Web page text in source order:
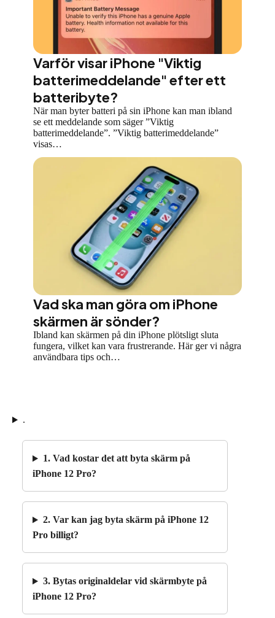
Varför visar iPhone "Viktig
batterimeddelande" efter ett
batteribyte?
När man byter batteri på sin iPhone kan man ibland
se ett meddelande som säger ”Viktig
batterimeddelande”. ”Viktig batterimeddelande”
visas…
Vad ska man göra om iPhone
skärmen är sönder?
Ibland kan skärmen på din iPhone plötsligt sluta
fungera, vilket kan vara frustrerande. Här ger vi några
användbara tips och…
.
1. Vad kostar det att byta skärm på
iPhone 12 Pro?
2. Var kan jag byta skärm på iPhone 12
Pro billigt?
3. Bytas originaldelar vid skärmbyte på
iPhone 12 Pro?